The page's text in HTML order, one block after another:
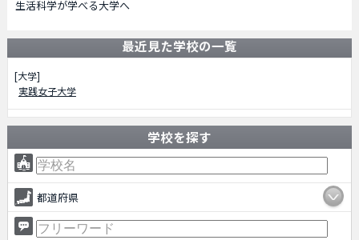
生活科学が学べる大学へ
最近見た学校の一覧
[大学]
実践女子大学
学校を探す
都道府県